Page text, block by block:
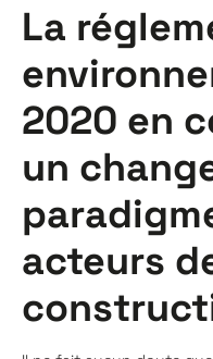
La
2020 en
un
acteurs